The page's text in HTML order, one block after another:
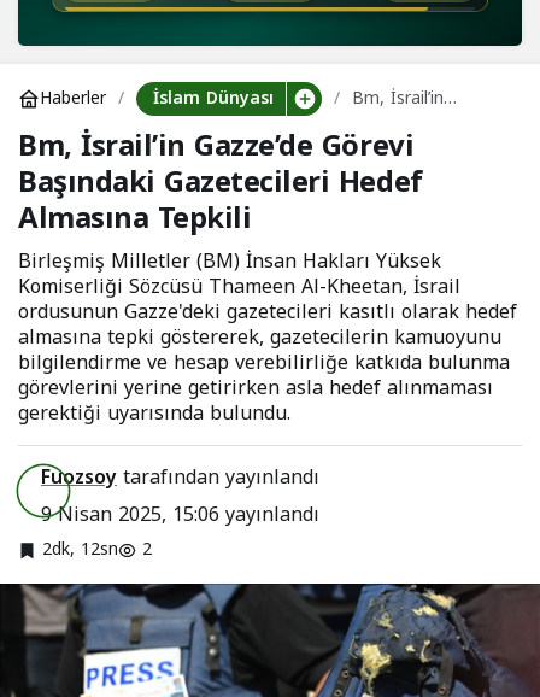
Haberler İslam Dünyası
Bm, İsrail’in
Gazze’de Görevi
Başındaki
Gazetecileri Hedef
Bm, İsrail’in Gazze’de Görevi
Başındaki Gazetecileri Hedef
Almasına Tepkili
Birleşmiş Milletler (BM) İnsan Hakları Yüksek
Komiserliği Sözcüsü Thameen Al-Kheetan, İsrail
ordusunun Gazze'deki gazetecileri kasıtlı olarak hedef
almasına tepki göstererek, gazetecilerin kamuoyunu
bilgilendirme ve hesap verebilirliğe katkıda bulunma
görevlerini yerine getirirken asla hedef alınmaması
gerektiği uyarısında bulundu.
Fuozsoytarafından yayınlandı
9 Nisan 2025, 15:06yayınlandı
2dk, 12sn 2